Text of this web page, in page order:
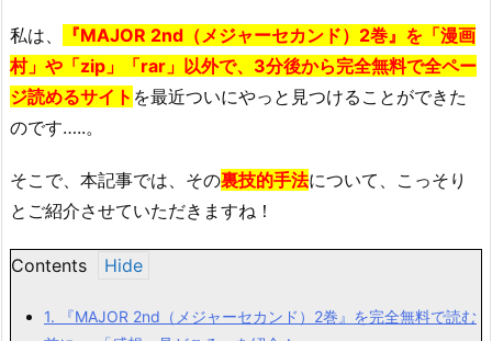
私は、
『MAJOR 2nd（メジャーセカンド）2巻』を「漫画
村」や「zip」「rar」以外で、3分後から完全無料で全ペー
ジ読めるサイト を最近ついにやっと見つけることができた
のです…..。
そこで、本記事では、その裏技的手法について、こっそり
とご紹介させていただきますね！
Contents
1. 『MAJOR 2nd（メジャーセカンド）2巻』を完全無料で読む